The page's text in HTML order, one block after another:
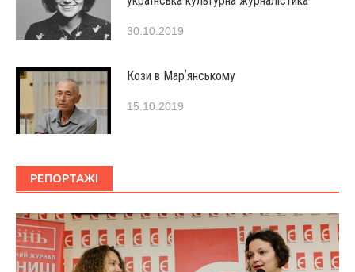
30.10.2019
Кози в Марʼянському
15.10.2019
РЕПОРТАЖІ